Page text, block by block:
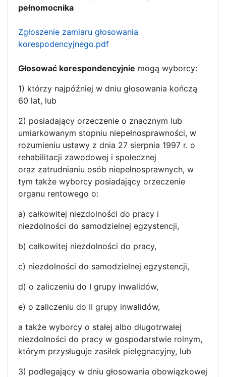
pełnomocnika
Zgłoszenie zamiaru głosowania
korespodencyjnego.pdf
Głosować korespondencyjnie mogą wyborcy:
1) którzy najpóźniej w dniu głosowania kończą
60 lat, lub
2) posiadający orzeczenie o znacznym lub
umiarkowanym stopniu niepełnosprawności, w
rozumieniu ustawy z dnia 27 sierpnia 1997 r. o
rehabilitacji zawodowej i społecznej
oraz zatrudnianiu osób niepełnosprawnych, w
tym także wyborcy posiadający orzeczenie
organu rentowego o:
a) całkowitej niezdolności do pracy i
niezdolności do samodzielnej egzystencji,
b) całkowitej niezdolności do pracy,
c) niezdolności do samodzielnej egzystencji,
d) o zaliczeniu do I grupy inwalidów,
e) o zaliczeniu do II grupy inwalidów,
a także wyborcy o stałej albo długotrwałej
niezdolności do pracy w gospodarstwie rolnym,
którym przysługuje zasiłek pielęgnacyjny, lub
3) podlegający w dniu głosowania obowiązkowej